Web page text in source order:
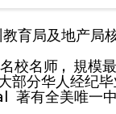
育局及地产局
名师 , 規模最
部分华人经纪毕
著有全美唯一